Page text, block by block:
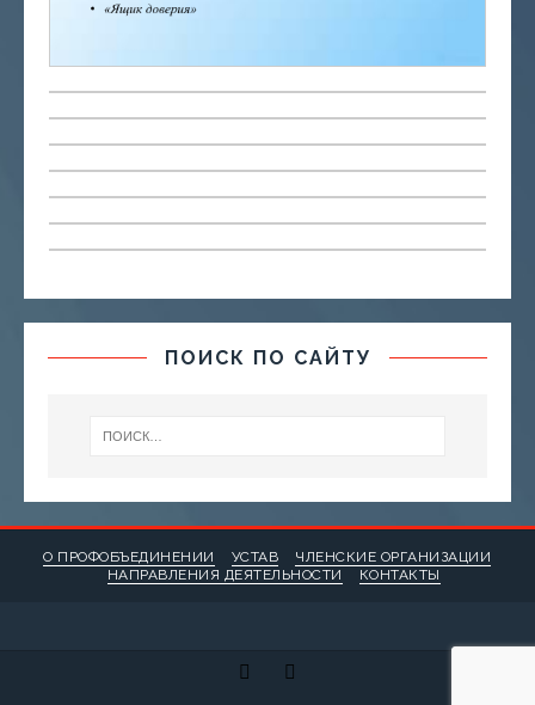
ПОИСК ПО САЙТУ
О ПРОФОБЪЕДИНЕНИИ УСТАВ
ЧЛЕНСКИЕ ОРГАНИЗАЦИИ
НАПРАВЛЕНИЯ ДЕЯТЕЛЬНОСТИ
КОНТАКТЫ